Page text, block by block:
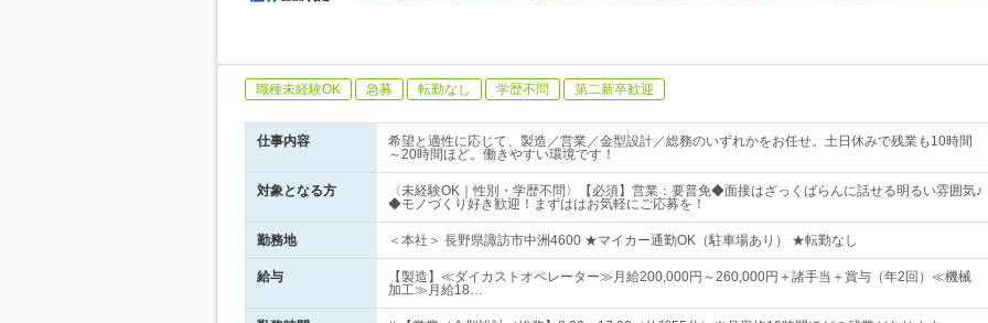
職種未経験OK 急募 転勤なし 学歴不問 第二新卒歓迎
仕事内容
希望と適性に応じて、製造／営業／金型設計／総務のいずれかをお任せ。土日休みで残業も10時間
～20時間ほど。働きやすい環境です！
対象となる方
〈未経験OK｜性別・学歴不問〉【必須】営業：要普免◆面接はざっくばらんに話せる明るい雰囲気♪
◆モノづくり好き歓迎！まずははお気軽にご応募を！
勤務地 ＜本社＞ 長野県諏訪市中洲4600 ★マイカー通勤OK（駐車場あり） ★転勤なし
給与
【製造】≪ダイカストオペレーター≫月給200,000円～260,000円＋諸手当＋賞与（年2回）≪機械
加工≫月給18…